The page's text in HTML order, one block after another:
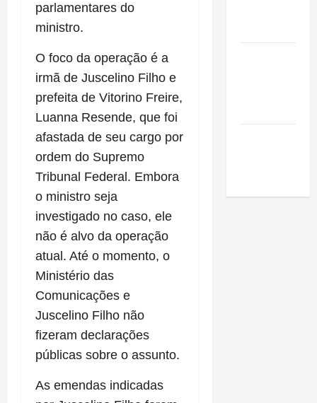
parlamentares do
ministro.
O foco da operação é a
irmã de Juscelino Filho e
prefeita de Vitorino Freire,
Luanna Resende, que foi
afastada de seu cargo por
ordem do Supremo
Tribunal Federal. Embora
o ministro seja
investigado no caso, ele
não é alvo da operação
atual. Até o momento, o
Ministério das
Comunicações e
Juscelino Filho não
fizeram declarações
públicas sobre o assunto.
As emendas indicadas